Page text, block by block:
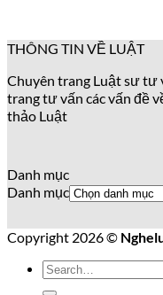
THÔNG TIN VỀ LUẬT
Chuyên trang Luật sư tư
trang tư vấn các vấn đề
thảo Luật
Danh mục
Danh mục
Copyright 2026 ©